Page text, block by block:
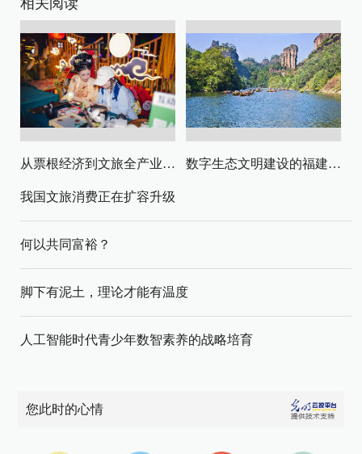
相关阅读
从票根经济到文旅全产业链升级 数字生态文明建设的福建路径与启示
我国文旅消费正在扩容升级
何以共同富裕？
脚下有泥土，理论才能有温度
人工智能时代青少年数智素养的战略培育
您此时的心情